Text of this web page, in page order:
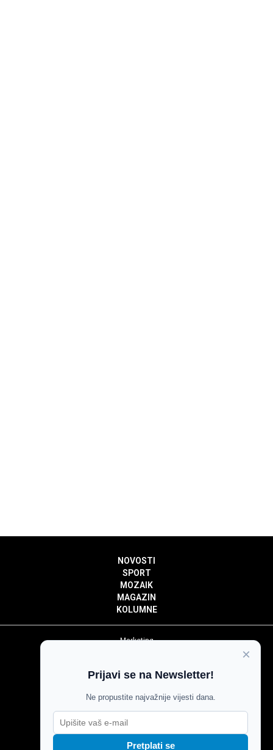
NOVOSTI
SPORT
MOZAIK
MAGAZIN
KOLUMNE
Marketing
Impressum
Pravila komentiranja
Agroglas
×
Prijavi se na Newsletter!
Ne propustite najvažnije vijesti dana.
Pretplati se